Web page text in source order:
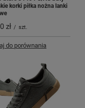
korki piłka nożna lanki
zł / szt.
do porównania